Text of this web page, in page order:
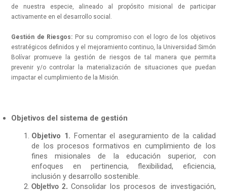
de nuestra especie, alineado al propósito misional de participar
activamente en el desarrollo social.
Gestión de Riesgos: Por su compromiso con el logro de los objetivos
estratégicos definidos y el mejoramiento continuo, la Universidad Simón
Bolívar promueve la gestión de riesgos de tal manera que permita
prevenir y/o controlar la materialización de situaciones que puedan
impactar el cumplimiento de la Misión.
Objetivos del sistema de gestión
Objetivo 1. Fomentar el aseguramiento de la calidad
de los procesos formativos en cumplimiento de los
fines misionales de la educación superior, con
enfoques en pertinencia, flexibilidad, eficiencia,
inclusión y desarrollo sostenible.
Objetivo 2. Consolidar los procesos de investigación,